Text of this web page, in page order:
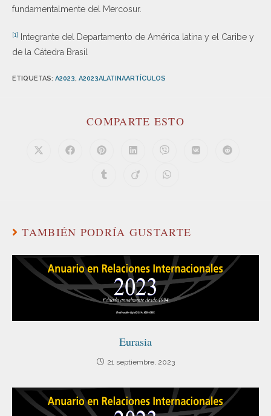
fundamentalmente del Mercosur.
[1]
Integrante del Departamento de América latina y el Caribe y
de la Cátedra Brasil
ETIQUETAS: A2023, A2023ALATINAARTÍCULOS
COMPARTE ESTO
TAMBIÉN PODRÍA GUSTARTE
Eurasia
21 septiembre, 2023